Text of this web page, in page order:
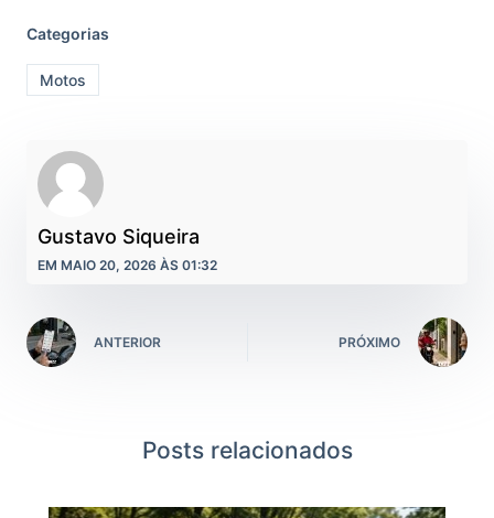
Categorias
Motos
Gustavo Siqueira
EM MAIO 20, 2026 ÀS 01:32
ANTERIOR PRÓXIMO
Posts relacionados